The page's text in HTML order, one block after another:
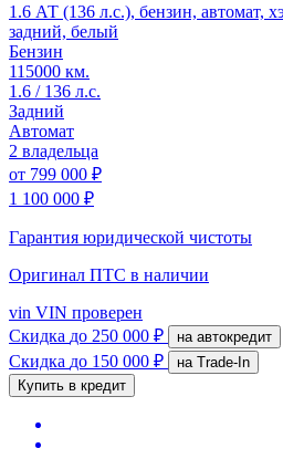
1.6 АТ (136 л.с.), бензин, автомат,
задний, белый
Бензин
115000 км.
1.6 / 136 л.с.
Задний
Автомат
2 владельца
от 799 000 ₽
1 100 000 ₽
Гарантия юридической чистоты
Оригинал ПТС в наличии
vin VIN проверен
Скидка до 250 000 ₽ на автокредит
Скидка до 150 000 ₽
на Trade-In
Купить в кредит